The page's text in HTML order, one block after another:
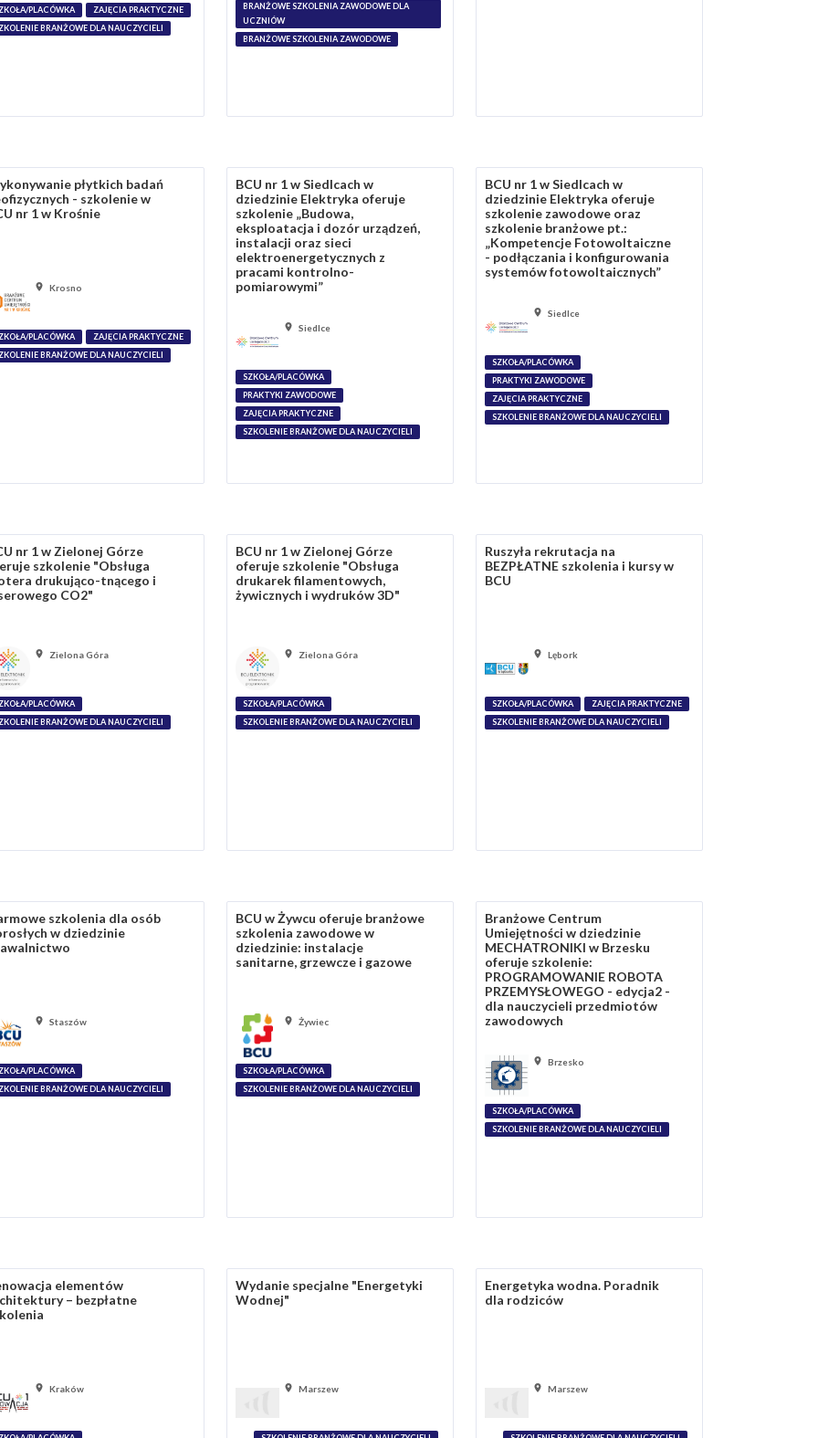
PLACÓWKA
ZAJĘCIA PRAKTYCZNE
BRANŻOWE DLA NAUCZYCIELI
BRANŻOWE SZKOLENIA ZAWODOWE DLA
UCZNIÓW
BRANŻOWE SZKOLENIA ZAWODOWE
płytkich badań
- szkolenie w
nr 1 w Krośnie
Krosno
PLACÓWKA
ZAJĘCIA PRAKTYCZNE
BRANŻOWE DLA NAUCZYCIELI
BCU nr 1 w Siedlcach w
dziedzinie Elektryka oferuje
szkolenie „Budowa,
eksploatacja i dozór urządzeń,
instalacji oraz sieci
elektroenergetycznych z
pracami kontrolno-
pomiarowymi”
Siedlce
SZKOŁA/PLACÓWKA
PRAKTYKI ZAWODOWE
ZAJĘCIA PRAKTYCZNE
SZKOLENIE BRANŻOWE DLA NAUCZYCIELI
BCU nr 1 w Siedlcach w
dziedzinie Elektryka oferuje
szkolenie zawodowe oraz
szkolenie branżowe pt.:
„Kompetencje Fotowoltaiczne
- podłączania i konfigurowania
systemów fotowoltaicznych”
Siedlce
SZKOŁA/PLACÓWKA
PRAKTYKI ZAWODOWE
ZAJĘCIA PRAKTYCZNE
SZKOLENIE BRANŻOWE DLA NAUCZYCIELI
nr 1 w Zielonej Górze
szkolenie "Obsługa
drukująco-tnącego i
CO2"
Zielona Góra
PLACÓWKA
BRANŻOWE DLA NAUCZYCIELI
BCU nr 1 w Zielonej Górze
oferuje szkolenie "Obsługa
drukarek filamentowych,
żywicznych i wydruków 3D"
Zielona Góra
SZKOŁA/PLACÓWKA
SZKOLENIE BRANŻOWE DLA NAUCZYCIELI
Ruszyła rekrutacja na
BEZPŁATNE szkolenia i kursy w
BCU
Lębork
SZKOŁA/PLACÓWKA
ZAJĘCIA PRAKTYCZNE
SZKOLENIE BRANŻOWE DLA NAUCZYCIELI
szkolenia dla osób
w dziedzinie
Staszów
PLACÓWKA
BRANŻOWE DLA NAUCZYCIELI
BCU w Żywcu oferuje branżowe
szkolenia zawodowe w
dziedzinie: instalacje
sanitarne, grzewcze i gazowe
Żywiec
SZKOŁA/PLACÓWKA
SZKOLENIE BRANŻOWE DLA NAUCZYCIELI
Branżowe Centrum
Umiejętności w dziedzinie
MECHATRONIKI w Brzesku
oferuje szkolenie:
PROGRAMOWANIE ROBOTA
PRZEMYSŁOWEGO - edycja2 -
dla nauczycieli przedmiotów
zawodowych
Brzesko
SZKOŁA/PLACÓWKA
SZKOLENIE BRANŻOWE DLA NAUCZYCIELI
elementów
– bezpłatne
Kraków
Wydanie specjalne "Energetyki
Wodnej"
Marszew
Energetyka wodna. Poradnik
dla rodziców
Marszew